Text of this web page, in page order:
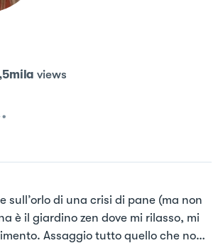
views
sull’orlo di una crisi di pane (ma non
è il giardino zen dove mi rilasso, mi
Assaggio tutto quello che non